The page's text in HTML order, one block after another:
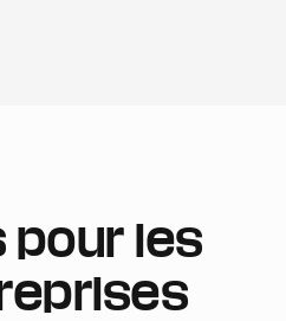
pour les